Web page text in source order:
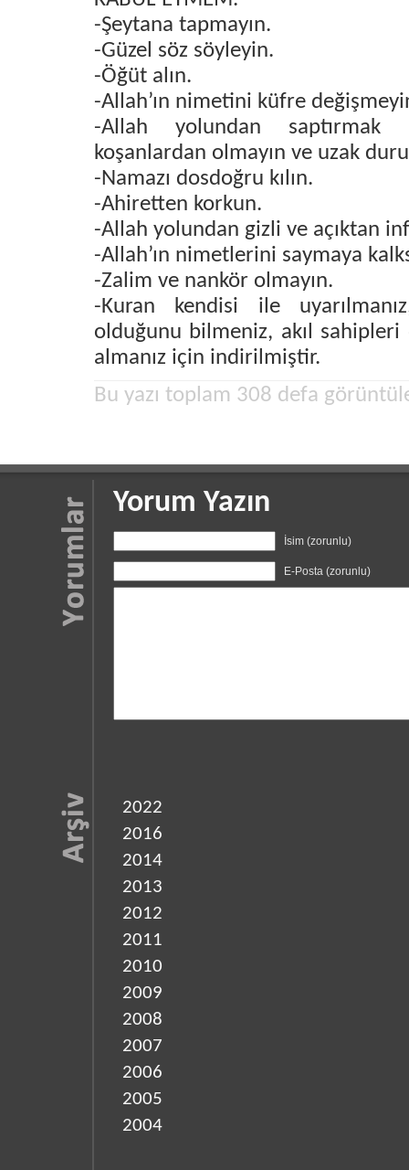
-Şeytana tapmayın.
-Güzel söz söyleyin.
-Öğüt alın.
-Allah’ın nimetini küfre
-Allah yolundan
koşanlardan olmayın ve uzak
-Namazı dosdoğru kılın.
-Ahiretten korkun.
-Allah yolundan gizli ve açıktan
-Allah’ın nimetlerini saymaya
-Zalim ve nankör olmayın.
-Kuran kendisi ile
olduğunu bilmeniz, akıl
almanız için indirilmiştir.
Bu yazı toplam 308 defa
Yorum Yazın
İsim (zorunlu)
E-Posta (zorunlu)
2022
2016
2014
2013
2012
2011
2010
2009
2008
2007
2006
2005
2004